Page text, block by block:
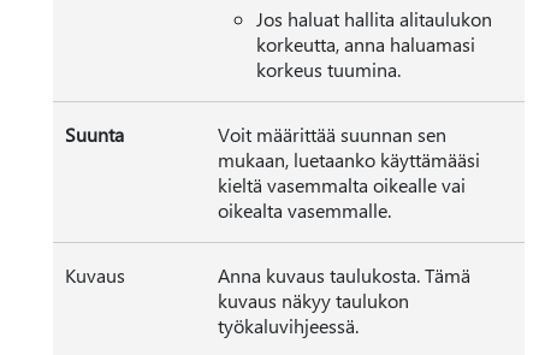
Jos haluat hallita alitaulukon
korkeutta, anna haluamasi
korkeus tuumina.
Suunta
Voit määrittää suunnan sen
mukaan, luetaanko käyttämääsi
kieltä vasemmalta oikealle vai
oikealta vasemmalle.
Kuvaus
Anna kuvaus taulukosta. Tämä
kuvaus näkyy taulukon
työkaluvihjeessä.